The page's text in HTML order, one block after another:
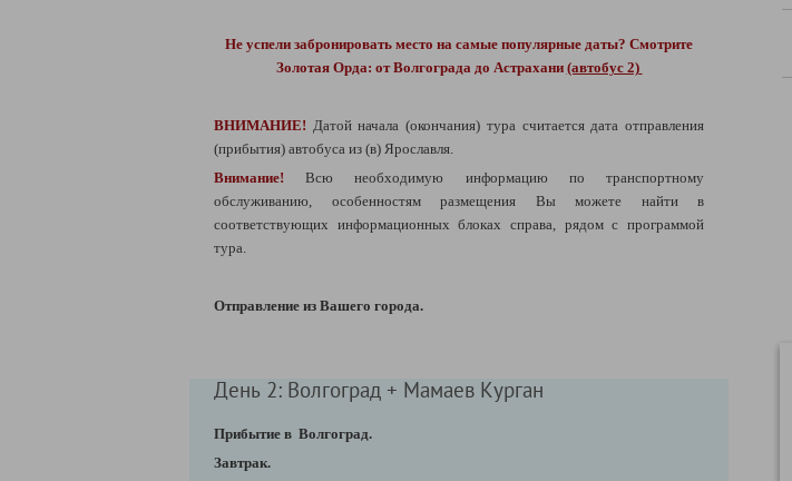
Не успели забронировать место на самые популярные даты? Смотрите
Золотая Орда: от Волгограда до Астрахани (автобус 2)
ВНИМАНИЕ! Датой начала (окончания) тура считается дата отправления
(прибытия) автобуса из (в) Ярославля.
Внимание!
Всю необходимую информацию по транспортному
обслуживанию, особенностям размещения Вы можете найти в
соответствующих информационных блоках справа, рядом с программой
тура.
Отправление из Вашего города.
День 2: Волгоград + Мамаев Курган
Прибытие в Волгоград.
Завтрак.